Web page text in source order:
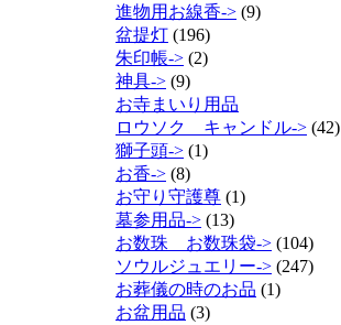
進物用お線香-> (9)
盆提灯 (196)
朱印帳-> (2)
神具-> (9)
お寺まいり用品
ロウソク キャンドル-> (42)
獅子頭-> (1)
お香-> (8)
お守り守護尊 (1)
墓参用品-> (13)
お数珠 お数珠袋-> (104)
ソウルジュエリー-> (247)
お葬儀の時のお品 (1)
お盆用品 (3)